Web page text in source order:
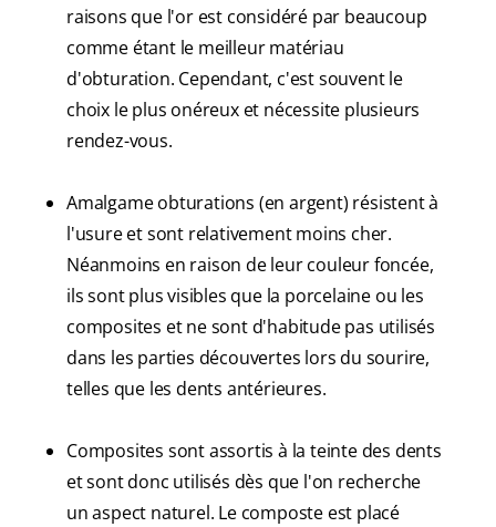
raisons que l'or est considéré par beaucoup
comme étant le meilleur matériau
d'obturation. Cependant, c'est souvent le
choix le plus onéreux et nécessite plusieurs
rendez-vous.
Amalgame obturations (en argent) résistent à
l'usure et sont relativement moins cher.
Néanmoins en raison de leur couleur foncée,
ils sont plus visibles que la porcelaine ou les
composites et ne sont d'habitude pas utilisés
dans les parties découvertes lors du sourire,
telles que les dents antérieures.
Composites sont assortis à la teinte des dents
et sont donc utilisés dès que l'on recherche
un aspect naturel. Le composte est placé